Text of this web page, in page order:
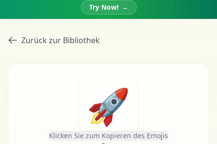
Try Now! →
Zurück zur Bibliothek
🚀
Klicken Sie zum Kopieren des Emojis